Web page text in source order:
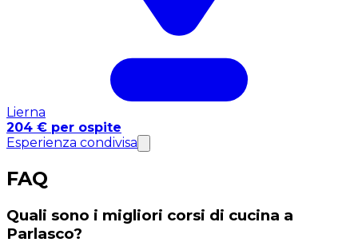
Lierna
204 € per ospite
Esperienza condivisa
FAQ
Quali sono i migliori corsi di cucina a
Parlasco?